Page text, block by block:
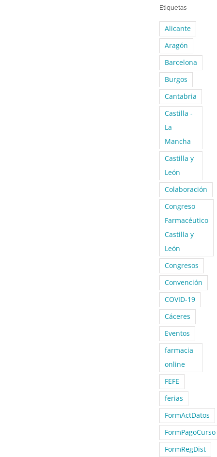
Etiquetas
Alicante
Aragón
Barcelona
Burgos
Cantabria
Castilla -
La
Mancha
Castilla y
León
Colaboración
Congreso
Farmacéutico
Castilla y
León
Congresos
Convención
COVID-19
Cáceres
Eventos
farmacia
online
FEFE
ferias
FormActDatos
FormPagoCurso
FormRegDist